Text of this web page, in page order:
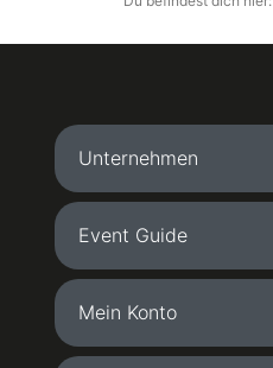
Unternehmen
Event Guide
Mein Konto